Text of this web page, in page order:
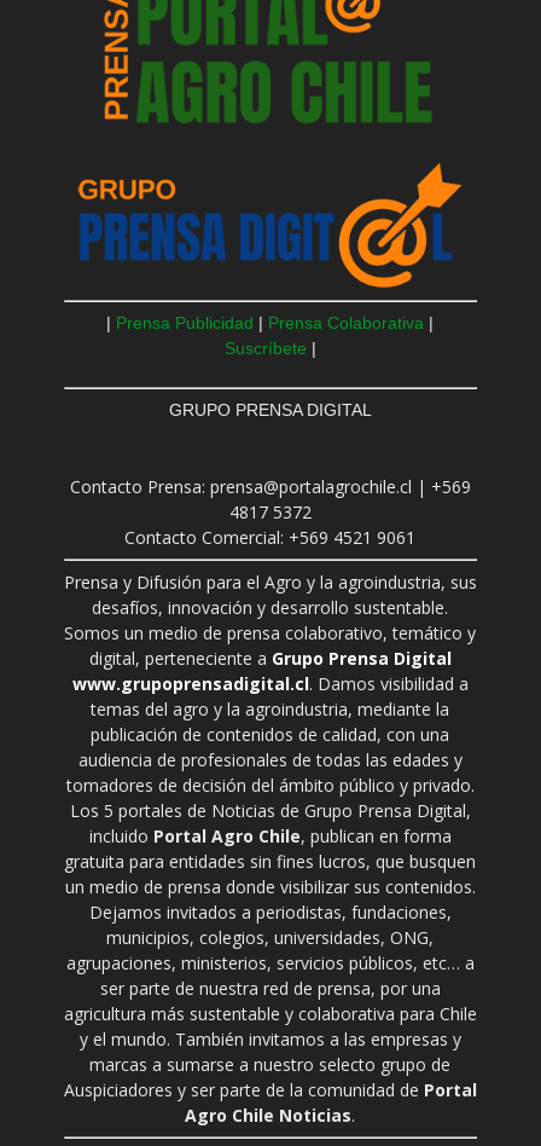
| Prensa Publicidad | Prensa Colaborativa |
Suscríbete |
GRUPO PRENSA DIGITAL
Contacto Prensa: prensa@portalagrochile.cl | +569
4817 5372
Contacto Comercial: +569 4521 9061
Prensa y Difusión para el Agro y la agroindustria, sus
desafíos, innovación y desarrollo sustentable.
Somos un medio de prensa colaborativo, temático y
digital, perteneciente a Grupo Prensa Digital
www.grupoprensadigital.cl. Damos visibilidad a
temas del agro y la agroindustria, mediante la
publicación de contenidos de calidad, con una
audiencia de profesionales de todas las edades y
tomadores de decisión del ámbito público y privado.
Los 5 portales de Noticias de Grupo Prensa Digital,
incluido Portal Agro Chile, publican en forma
gratuita para entidades sin fines lucros, que busquen
un medio de prensa donde visibilizar sus contenidos.
Dejamos invitados a periodistas, fundaciones,
municipios, colegios, universidades, ONG,
agrupaciones, ministerios, servicios públicos, etc… a
ser parte de nuestra red de prensa, por una
agricultura más sustentable y colaborativa para Chile
y el mundo. También invitamos a las empresas y
marcas a sumarse a nuestro selecto grupo de
Auspiciadores y ser parte de la comunidad de Portal
Agro Chile Noticias.